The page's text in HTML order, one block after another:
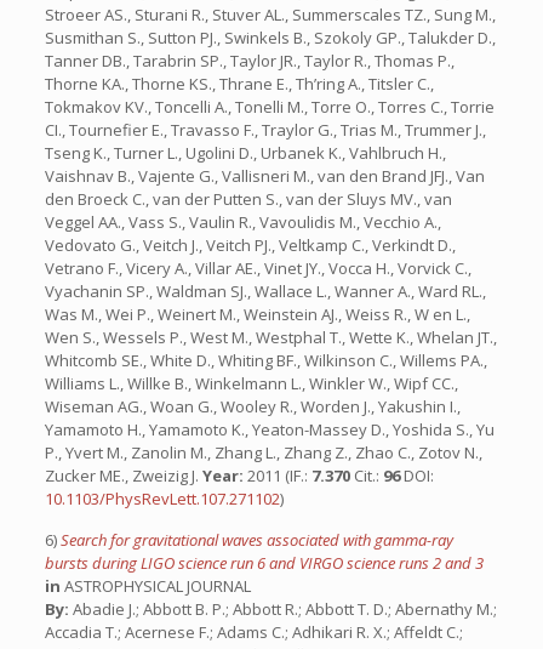
Stroeer AS., Sturani R., Stuver AL., Summerscales TZ., Sung M.,
Susmithan S., Sutton PJ., Swinkels B., Szokoly GP., Talukder D.,
Tanner DB., Tarabrin SP., Taylor JR., Taylor R., Thomas P.,
Thorne KA., Thorne KS., Thrane E., Th’ring A., Titsler C.,
Tokmakov KV., Toncelli A., Tonelli M., Torre O., Torres C., Torrie
CI., Tournefier E., Travasso F., Traylor G., Trias M., Trummer J.,
Tseng K., Turner L., Ugolini D., Urbanek K., Vahlbruch H.,
Vaishnav B., Vajente G., Vallisneri M., van den Brand JFJ., Van
den Broeck C., van der Putten S., van der Sluys MV., van
Veggel AA., Vass S., Vaulin R., Vavoulidis M., Vecchio A.,
Vedovato G., Veitch J., Veitch PJ., Veltkamp C., Verkindt D.,
Vetrano F., Vicery A., Villar AE., Vinet JY., Vocca H., Vorvick C.,
Vyachanin SP., Waldman SJ., Wallace L., Wanner A., Ward RL.,
Was M., Wei P., Weinert M., Weinstein AJ., Weiss R., W en L.,
Wen S., Wessels P., West M., Westphal T., Wette K., Whelan JT.,
Whitcomb SE., White D., Whiting BF., Wilkinson C., Willems PA.,
Williams L., Willke B., Winkelmann L., Winkler W., Wipf CC.,
Wiseman AG., Woan G., Wooley R., Worden J., Yakushin I.,
Yamamoto H., Yamamoto K., Yeaton-Massey D., Yoshida S., Yu
P., Yvert M., Zanolin M., Zhang L., Zhang Z., Zhao C., Zotov N.,
Zucker ME., Zweizig J. Year: 2011 (IF.: 7.370 Cit.: 96DOI:
10.1103/PhysRevLett.107.271102)
6)Search for gravitational waves associated with gamma-ray
bursts during LIGO science run 6 and VIRGO science runs 2 and 3
in ASTROPHYSICAL JOURNAL
By: Abadie J.; Abbott B. P.; Abbott R.; Abbott T. D.; Abernathy M.; Accadia T.; Acernese F.; Adams C.; Adhikari R. X.; Affeldt C.; Agathos M.; Agatsuma K.; Ajith P.; Allen B.; Amador Ceron E.; Amariutei D.; Anderson S. B.; Anderson W. G.; Arai K.; Arain M.A.; Araya M. C.; Aston S.M.; Astone P.; Atkinson D.; Aufmuth P.; Aulbert C.; Aylott B. E.; Babak S.; Baker P.; Ballardin G.; Ballmer S.; Barayoga J.C.B., Barker D.; Barone F.; Barr B.; Barsotti L.; Barsuglia M.; Barton M. A.; Bartos I.; Bassiri R.; Bastarrika M.; Basti A.; Batch J.; Bauchrowitz J.; Bauer Th. S.; Bebronne M.; Beck D., Behnke B.; Bejger M.; Beker M. G.; Bell A.S.; Belopolski I.; Benacquista M.; Berliner J. M.; Bertolini A.; Betzwieser J.; Beveridge N.; Beyersdorf P. T.; Bilenko I. A.; Billingsley G.; Birch J.; Biswas R.; Bitossi M.; Bizouard M. A.; Black E.; Blackburn J. K.; Blackburn L.; Blair D.; Bland B.; Blom M.; Bock O.; Bodiya T.P.; Bogan C.; Bondarescu R.; Bondu F.; Bonelli L.; Bonnand R.; Bork R.; Born M.; Boschi V.; Bose S.; Bosi L.; Bouhou B.; Braccini S.; Bradaschia C.; Brady P. R.; Braginsky V. B.; Branchesi M.; Brau J. E.; Breyer J.; Briant T.; Bridges D. O.; Brillet A.; Brinkmann M.; Brisson V.; Britzger M.; Brooks A. F.; Brown D. A.; Bulik T.; Bulten H. J.; Buonanno A.; Burguet-Castell J.; Buskulic D.; Buy C.; Byer R. L.; Cadonati L.; Calloni E.; Camp J. B.; Campsie P.; Cannizzo J.; Cannon K.; Canuel B.; Cao J.; Capano C. D.; Carbognani F.; Caride S.; Caudill S.; Cavaglia M.; Cavalier F.; Cavalieri R.; Cella G.; Cepeda C.; Cesarini E.; Chaibi O.; Chalermsongsak T.; Charlton P.; Chassande-Mottin E.; Chelkowski S.; Chen W., Chen X., Chen Y.; Chincarini A.; Chiummo A.; Cho H. S.; Chow J.; Christensen N.; Chua S. S. Y.; Chung C. T. Y.; Chung S.; Ciani G.; Clara F.; Clark D. E.; Clark J. A.; Clayton J. H.; Cleva F.; Coccia E.; Cohadon P. -F.; Colacino C. N.; Colas J.; Colla A.; Colombini M.; Conte A.; Conte R.; Cook D.; Corbitt T. R.; Cordier M.; Cornish N.; Corsi A.; Costa C. A.; Coughlin M.; Coulon J. -P.; Couvares P.; Coward D. M.; Cowart M.; Coyne D. C.; Creighton J. D. E.; Creighton T. D.; Cruise A. M.; Cumming A.; Cunningham L.; Cuoco E.; Cutler R. M.; Dahl K.; Danilishin S. L.; Dannenberg R.; D’Antonio S.; Danzmann K.; Dattilo V.; Daudert B.; Daveloza H.; Davier M.; Daw E. J.; Day R.; Dayanga T.; De Rosa R.; DeBra D.; Debreczeni G.; Degallaix J.; Del Pozzo W.; Del Prete M.; Dent T.; Dergachev V.; DeRosa R.; DeSalvo R.; Dhurandhar S.; Di Fiore L.; Di Lieto A.; Di Palma I.; Di Paolo Emilio M.; Di Virgilio A.; Diaz M.; Dietz A.; Donovan F.; Dooley K. L.; Drago M.; Drever R. W. P.; Driggers J. C.; Du Z.; Dumas J. -C.; Dwyer S.; Eberle T.; Edgar M.; Edwards M.; Effler A.; Ehrens P.; Endroczi G.; Engel R.; Etzel T.; Evans K.; Evans M.; Evans T.; Factourovich M.; Fafone V.; Fairhurst S.; Fan Y.; Farr B. F.; Fazi D.; Fehrmann H.; Feldbaum D.; Feroz F.; Ferrante I.; Fidecaro F.; Finn L. S.; Fiori I.; Fisher R. P.; Flaminio R.; Flanigan M.; Foley S.; Forsi E.; Forte L. A.; Fotopoulos N.; Fournier J. -D.; Franc J.; Franco S.; Frasca S.; Frasconi F.; Frede M.; Frei M. A.; Frei Z.; Freise A.; Frey R.; Fricke T. T.; Friedrich D.; Fritschel P.; Frolov V. V.; Fujimoto M. -K.; Fulda P. J.; Fyffe M.; Gair J.; Galimberti M.; Gammaitoni L.; Garcia J.; Garufi F.; Gaspar M. E.; Gehrels N.; Gemme G.; Geng R.; Genin E.; Gennai A.; Gergely L. A.; Ghosh S.; Giaime J. A.; Giampanis S.; Giardina K. D.; Giazotto A.; Gil-Casanova S.; Gill C.; Gleason J.; Goetz E.; Goggin L. M.; Gonzalez G.; Gorodetsky M. L.; Gossler S.; Gouaty R.; Graef C.; Graff P. B.; Granata M.; Grant A.; Gras S.; Gray C.; Gray N.; Greenhalgh R. J. S.; Gretarsson A. M.; Greverie C.; Grosso R.; Grote H.; Grunewald S.; Guidi G. M.; Guido C.; Gupta R.; Gustafson E. K.; Gustafson R.; Ha T.; Hallam J. M.; Hammer D.; Hammond G.; Hanks J.; Hanna C.; Hanson J.; Hardt A.; Harms J.; Harry G. M.; Harry I. W.; Harstad E. D.; Hartman M. T.; Haughian K.; Hayama K.; Hayau J. -F.; Heefner J.; Heidmann A.; Heintze M. C.; Heitmann H.; Hello P.; Hendry M. A.; Heng I. S.; Heptonstall A. W.; Herrera V.; Hewitson M.; Hild S.; Hoak D.; Hodge K. A.; Holt K.; Holtrop M.; Hong T.; Hooper S.; Hosken D. J.; Hough J.; Howell E. J.; Hughey B.; Husa S.; Huttner S. H.; Huynh-Dinh T.; Ingram D. R.; Inta R.; Isogai T.; Ivanov A.; Izumi K.; Jacobson M.; James E.; Jang Y. J.; Jaranowski P.; Jesse E.; Johnson W. W.; Jones D. I.; Jones G.; Jones R.; Jonker R. J. G.; Ju L.; Kalmus P.; Kalogera V.; Kandhasamy S.; Kang G.; Kanner J. B.; Kasturi R.; Katsavounidis E.; Katzman W.; Kaufer H.; Kawabe K.; Kawamura S.; Kawazoe F.; Kelley D.; Kells W.; Keppel D. G.; Keresztes Z.; Khalaidovski A.; Khalili F. Y.; Khazanov E. A.; Kim B. K.; Kim C.; Kim H.; Kim K.; Kim N.; Kim Y. M.; King P. J.; Kinzel D. L.; Kissel J. S.; Klimenko S.; Kokeyama K.; Kondrashov V.; Koranda S.; Korth W Z.; Kowalska I.; Kozak D.; Kranz O.; Kringel V.; Krishnamuethy S.; Krishnan B.; Krolak A., Kuehn G.; Kumar, P.; Kumar R.; Kwee P.; Lam P. K.; Landry M.; Lantz B.; Lastzka N.; Lawrie C.; Lazzarini A.; Leaci P.; Lee C. H.; Lee H. K.; Lee H. M.; Leong J. R.; Leonor I.; Leroy N.; Letendre N.; Li J.; Li T. G. F.; Liguori N.; Lindquist P. E.; Liu Y.; Liu Z.; Lockerbie N. A.; Lodhia D.; Lorenzini M.; Loriette V.; Lormand M.; Losurdo G.; Lough J.; Luan J.; Lubinski M.; Luck H.; Lundgren A. P.; Macdonald E.; Machenschalk B.; MacInnis M.; Macleod D. M.; Mageswaran M.; Mailand K.; Majorana E.; Maksimovic I.; Malvezzi V.; Man N.; Mandel I.; Mandic V.; Mantovani M.; Marandi A.; Marchesoni F.; Marion F.; Marka S.; Marka Z.; Markosyan A.; Maros E.; Marque J.; Martelli F.; Martin I. W.; Martin R. M.; Marx J. N.; Mason K.; Masserot A.; Matichard F.; Matone L.; Matzner R. A.; Mavalvala N.; Mazzolo G.; McCarthy R.; McClelland D. E.; McGuire S. C.; McIntyre G.; McIver J.; McKechan D. J. A.; McWilliams S.; Meadors G. D.; Mehmet M.; Meier T.; Melatos A.; Melissinos A. C.; Mendell G.; Mercer R. A.; Meshkov S.; Messenger C.; Meyer M. S.; Miao H.; Michel C.; Milano L.; Miller J.; Minenkov Y.; Mitrofanov V. P.; Mitselmakher G.; Mittleman R.; Miyakawa O.; Moe B.; Mohan M.; Mohanty S.D.; Mohapatra S. R. P.; Moraru D.; Moreno G.; Morgado N.; Morgia A.; Mori T.; Morriss S. R.; Mosca S.; Mossavi K.; Mours B.; Mow-Lowry C. M.; Mueller C. L.; Mueller G.; Mukherjee S.; Mullavey A.; Muller-Ebhardt H.; Munch J.; Murphy D.; Murray P. G.; Mytidis A.; Nash T.; Naticchioni L.; Necula V.; Nelson J.; Neri I.; Newton G.; Nguyen T.; Nishizawa A.; Nitz A.; Nocera F.; Nolting D.; Normandin M. E.; Nuttall L.; Ochsner E.; O’Dell J.; Oelker E.; Ogin G. H.; Oh J. J.; Oh S. H.; O’Reilly B.; O’Shaughnessy R.; Osthelder C.; Ott C. D.; Ottaway D. J.; Ottens R. S.; Overmier H.; Owen B. J.; Page A.; Palladino L.; Palomba C.; Pan Y.; Pankow C.; Paoletti F.; Paoletti R.; Papa M. A.; Parisi M.; Pasqualetti A.; Passaquieti R.; Passuello D.; Patel P.; Pedraza M.; Peiris P.; Pekowsky L.; Penn S.; Perreca A.; Persichetti G.; Phelps M.; Pichot M.; Pickenpack M.; Piergiovanni F.; Pietka M.; Pinard L.; Pinto I. M.; Pitkin M.; Pletsch H. J.; Plissi M. V.; Poggiani R.; Pold J.; Postiglione F.; Prato M.; Predoi V.; Prestegard T.; Price L. R.; Prijatelj M.; Principe M.; Privitera S.; Prix R.; Prodi G. A.; Prokhorov L. G.; Puncken O.; Punturo M.; Puppo P.; Quetschke V.; Quitzow-James R.; Raab F. J.; Rabeling D. S.; Racz I.; Radkins H.; Raffai P.; Rakhmanov M.; Rankins B.; Rapagnani P.; Raymond V.; Re V.; Redwine K.; Reed C. M.; Reed T.; Regimbau T.; Reid S.; Reitze D. H.; Ricci F.; Riesen R.; Riles K.; Robertson N. A.; Robinet F.; Robinson C.; Robinson E. L.; Rocchi A.; Roddy S.; Rodriguez C.; Rodruck M.; Rolland L.; Rollins J. G.; Romano J. D.; Romano R.; Romie J. H.; Rosinska D.; Rover C.; Rowan S.; Rudiger A.; Ruggi P.; Ryan K.; Sainathan P.; Salemi F.; Sammut L.; Sandberg V.; Sannibale V.; Santamaria L.; Santiago-Prieto I.; Santostasi G.; Sassolas B.; Sathyaprakash B. S.; Sato S.; Saulson P. R.; Savage R. L.; Schilling R; Schnabel R.; Schofield R. M. S.; Schreiber E.; Schulz B.; Schutz F.B.; Schwinberg P.; Scott J.; Scott S. M.; Seifert F.; Sellers D.; Sentenac D.; Sergeev A.; Shaddock D. A.; Shaltev M.; Shapiro B.; Shawhan P.; Shoemaker D. H.; Sibley A.; Siemens X.; Sigg D.; Singer A.; Singer L.; Sintes A. M.; Skelton G. R.; Slagmolen B. J. J.; Slutsky J.; Smith J. R.; Smith M. R.; Smith R. J. E.; Smith-Lefebvre N. D.; Somiya K.; Sorazu B.; Soto J.; Speirits F. C.; Sperandio L.; Stefszky M.; Stein A.J.; Stein L.C.; Steinert E.; Steinlechner J.; Steinlechner S.; Steplewski S.; Stochino A.; Stone R.; Strain K. A.; Strigin S. E.; Stroeer A. S.; Sturani R.; Stuver A. L.; Summerscales T. Z.; Sung M.; Susmithan S.; Sutton P. J.; Swinkels B.; Tacca M.; Taffarello L.; Talukder D.; Tanner D. B.; Tarabrin S. P.; Taylor J. R.; Taylor R.; ter Braack A. P. M.; Thomas P.; Thorne K. A.; Thorne K. S.; Thrane E.; Thuring A.; Tokmakov K. V.; Tomlinson C.; Toncelli A.; Tonelli M.; Torre O.; Torres C. V.; Torrie C. I.; Tournefier E.; Tucker E.; Travasso F.; Traylor G.; Tseng K.; Ugolini D.; Vahlbruch H.; Vajente G.; van den Brand J. F. J., Van Den Broeck C.; van der Putten S.; van Veggel A. A.; Vass S.; Vasuth M.; Vaulin R.; Vavoulidis M.; Vecchio A.; Vedovato G.; Veitch J.; Veitch P. J.; Veltkamp C.; Verkindt D.; Vetrano F.; Vicere A.; Villar A. E.; Vinet J. -Y.; Vitale S.; Vocca H.; Vorvick C.; Vyatchanin S. P.; Wade A.; Wade L.; Wade M.; Waldman S. J.; Wallace L.; Wan Y.; Wang M.; Wang X; Wang Z.; Wanner A.; Ward R. L.; Was M.; Weinert M.; Weinstein A. J.; Weiss R.; Wen L.; Wessels P.; West M.; Westphal T.; Wette K.; Whelan J. T.; Whitcomb S. E.; White D J.; Whiting B. F.; Wilkinson C.; Willems P. A.; Williams L.; Williams R.; Willke B.; Winkelmann L.; Winkler W.; Wipf C. C.; Wiseman A. G.; Wittel H.; Woan G.; Wooley R.; Worden J.; Yakushin I.; Yamamoto H.; Yamamoto K.; Yancey C. C.; Yang H.; Yeaton-Massey D.; Yoshida S.; Yu P.; Yvert M.; Zadrozny A.; Zanolin M.; Zendri J. -P.; Zhang F.; Zhang L.; Zhang W.; Zhao C.; Zotov N.; Zucker M. E.; Zwe